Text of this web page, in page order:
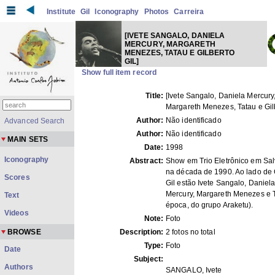
Institute Gil Iconography Photos Carreira
[IVETE SANGALO, DANIELA
MERCURY, MARGARETH
MENEZES, TATAU E GILBERTO
GIL]
Show full item record
Title: [Ivete Sangalo, Daniela
Margareth Menezes, Tatau e
Author: Não identificado
Author: Não identificado
Date: 1998
Abstract: Show em Trio Eletrônico em
na década de 1990. Ao lado de
Gil estão Ivete Sangalo, Daniela
Mercury, Margareth Menezes e
época, do grupo Araketu).
Note: Foto
Description: 2 fotos no total
Type: Foto
Subject:
SANGALO, Ivete
Advanced Search
MAIN SETS
Iconography
Scores
Text
Videos
BROWSE
Date
Authors